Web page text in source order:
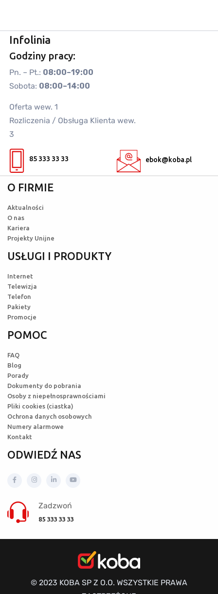
Infolinia
Godziny pracy:
Pn. – Pt.: 08:00–19:00
Sobota: 08:00–14:00
Oferta wew. 1
Rozliczenia / Obsługa Klienta wew.
3
85 333 33 33 ebok@koba.pl
O FIRMIE
Aktualności
O nas
Kariera
Projekty Unijne
USŁUGI I PRODUKTY
Internet
Telewizja
Telefon
Pakiety
Promocje
POMOC
FAQ
Blog
Porady
Dokumenty do pobrania
Osoby z niepełnosprawnościami
Pliki cookies (ciastka)
Ochrona danych osobowych
Numery alarmowe
Kontakt
ODWIEDŹ NAS
Zadzwoń
85 333 33 33
© 2023 KOBA SP Z O.O. WSZYSTKIE PRAWA